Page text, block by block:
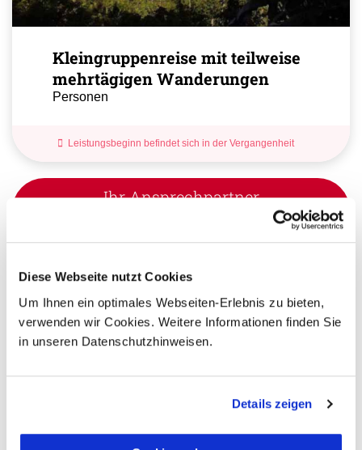
Diese Webseite nutzt Cookies
Um Ihnen ein optimales Webseiten-Erlebnis zu bieten,
verwenden wir Cookies. Weitere Informationen finden Sie
in unseren Datenschutzhinweisen.
Details zeigen
Kleingruppenreise mit teilweise
mehrtägigen Wanderungen
Personen
Leistungsbeginn befindet sich in der Vergangenheit
Ihr Ansprechpartner
Sie haben Fragen zur Buchung?
Dann rufen Sie uns an!
Ihr Kuba Spezialist:
Lukas Hagner
l.hagner@aventoura.de